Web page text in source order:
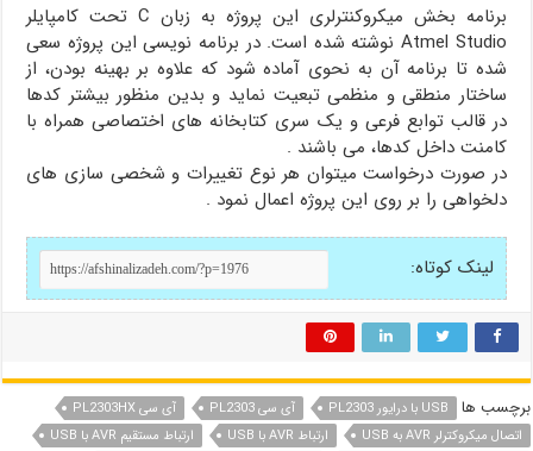
برنامه بخش میکروکنترلری این پروژه به زبان C تحت کامپایلر
Atmel Studio نوشته شده است. در برنامه نویسی این پروژه سعی
شده تا برنامه آن به نحوی آماده شود که علاوه بر بهینه بودن، از
ساختار منطقی و منظمی تبعیت نماید و بدین منظور بیشتر کدها
در قالب توابع فرعی و یک سری کتابخانه های اختصاصی همراه با
کامنت داخل کدها، می باشند .
در صورت درخواست میتوان هر نوع تغییرات و شخصی سازی های
دلخواهی را بر روی این پروژه اعمال نمود .
لینک کوتاه:
برچسب ها USB با درایور PL2303 آی سی PL2303
آی سی PL2303HX
اتصال میکروکترلر AVR به USB
ارتباط AVR با USB
ارتباط مستقیم AVR با USB